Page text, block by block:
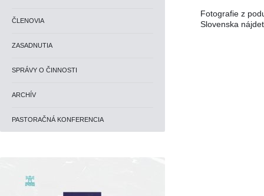
ČLENOVIA
ZASADNUTIA
SPRÁVY O ČINNOSTI
ARCHÍV
PASTORAČNÁ KONFERENCIA
Fotografie z
Slovenska